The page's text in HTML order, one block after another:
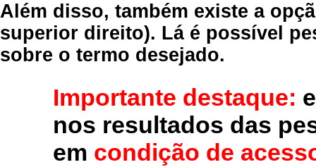
Além disso, também existe a
superior direito). Lá é possível
sobre o termo desejado.
Importante destaque:
nos resultados das
em condição de